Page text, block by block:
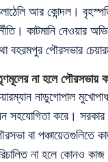
আর কোন্দল।
কাটমানি নেওয়ার
বহরমপুর পৌরসভার
না হলে পৌরসভায়
নাড়ুগোপাল
সহযোগিতা করে।
বা পঞ্চায়েতগুলিতে
না হলে কোনও